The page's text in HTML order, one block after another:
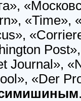
«Time»,
Journal»,
«Der